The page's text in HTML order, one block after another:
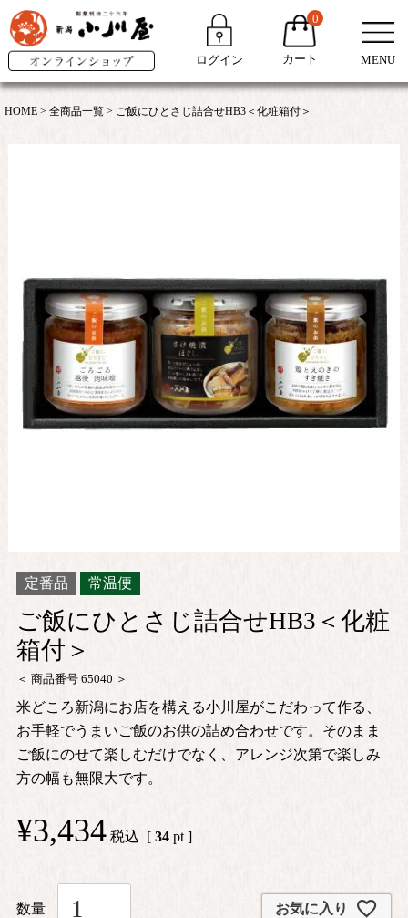
ログイン
0
カート MENU
HOME 全商品一覧 ご飯にひとさじ詰合せHB3＜化粧箱付＞
定番品 常温便
ご飯にひとさじ詰合せHB3＜化粧
箱付＞
商品番号 65040
米どころ新潟にお店を構える小川屋がこだわって作る、
お手軽でうまいご飯のお供の詰め合わせです。そのまま
ご飯にのせて楽しむだけでなく、アレンジ次第で楽しみ
方の幅も無限大です。
¥3,434 税込 [ 34 pt ]
お気に入り